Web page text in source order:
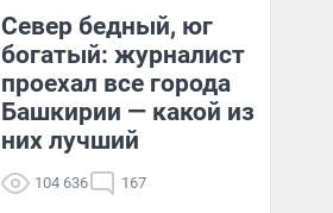
Север бедный, юг
богатый: журналист
проехал все города
Башкирии — какой из
них лучший
104 636 167